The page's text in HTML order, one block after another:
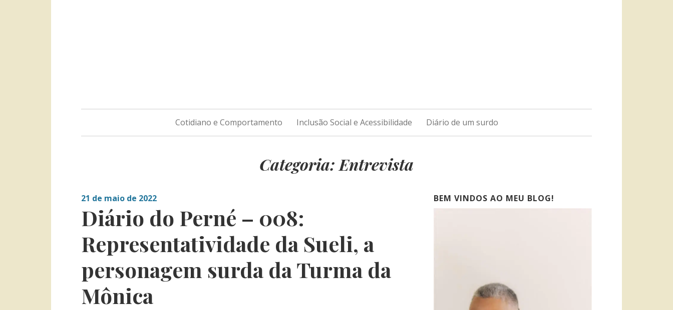
Cotidiano e Comportamento Inclusão Social e Acessibilidade Diário de um surdo
Categoria: Entrevista
21 de maio de 2022
Diário do Perné – 008:
Representatividade da Sueli, a
personagem surda da Turma da
Mônica
BEM VINDOS AO MEU BLOG!